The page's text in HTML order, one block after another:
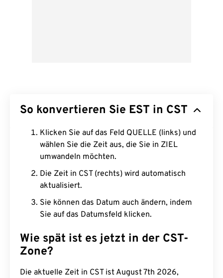
So konvertieren Sie EST in CST
Klicken Sie auf das Feld QUELLE (links) und
wählen Sie die Zeit aus, die Sie in ZIEL
umwandeln möchten.
Die Zeit in CST (rechts) wird automatisch
aktualisiert.
Sie können das Datum auch ändern, indem
Sie auf das Datumsfeld klicken.
Wie spät ist es jetzt in der CST-
Zone?
Die aktuelle Zeit in CST ist August 7th 2026,